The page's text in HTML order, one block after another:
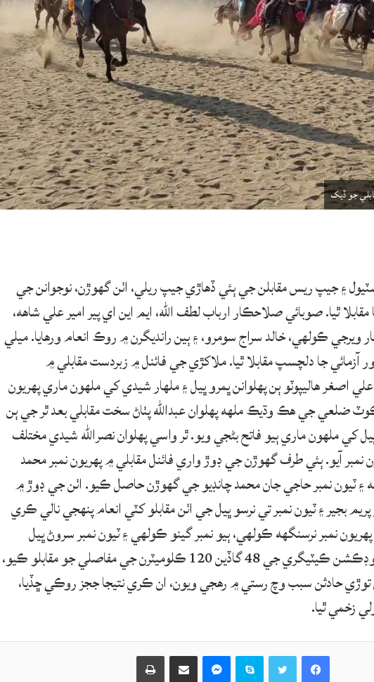
جو ڏيک
۽ جيپ ريس مقابلن جي ٻئي ڏهاڙي جيپ ريلي، اٺن گهوڙن، نوجوانن جي
ٿيا. صوبائي صلاحڪار ارباب لطف الله، ايم اين اي پير امير علي شاھه،
ويرجي ڪولهي، خالد سراج سومرو، ۽ ٻين رانديگرن ۾ روڪ انعام ورهايا. ميلي
زور آزمائي جا دلچسپ مقابلا ٿيا. ملاکڙي جي فائنل ۾ زبردست مقابلي ۾
هاليپوٽو ٻن پهلوانن ڀمرو ڀيل ۽ ملهار شيدي کي ملهون ماري پهريون
ضلعي جي هڪ وڌيڪ ملھه پهلوان عبدالله پٺاڻ سخت مقابلي بعد ٿر جي ٻن
کي ملهون ماري ٻيو فاتح بڻجي ويو. ٿر واسي پهلوان نصرالله شيدي مختلف
آيو. ٻئي طرف گهوڙن جي ڊوڙ واري فائنل مقابلي ۾ پهريون نمبر محمد
۽ ٽيون نمبر حاجي جان محمد چانڊيو جي گهوڙن حاصل ڪيو. اٺن جي ڊوڙ ۾
پريم بجير ۽ ٽيون نمبر تي نرسو ڀيل جي اٺن مقابلو کٽي انعام پنهجي نالي ڪري
نمبر نرسنگهه ڪولهي، ٻيو نمبر گينو ڪولهي ۽ ٽيون نمبر سروڻ ڀيل
حاصل ڪيو. جيپ ريلي ۾ پروڊڪشن ڪيٽيگري جي 48 گاڏين 120 ڪلوميٽرن جي مفاصلي جو مقابلو ڪيو،
خرابين توڙي حادثن سبب وچ رستي ۾ رهجي ويون، ان ڪري نتيجا ججز روڪي ڇڏيا،
زخمي ٿيا.
Facebook
Skype حصيداري ڪريو اي ميل ذريعي